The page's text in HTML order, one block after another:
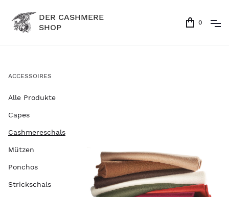
DER CASHMERE
SHOP
0
ACCESSOIRES
Alle Produkte
Capes
Cashmereschals
Mützen
Ponchos
Strickschals